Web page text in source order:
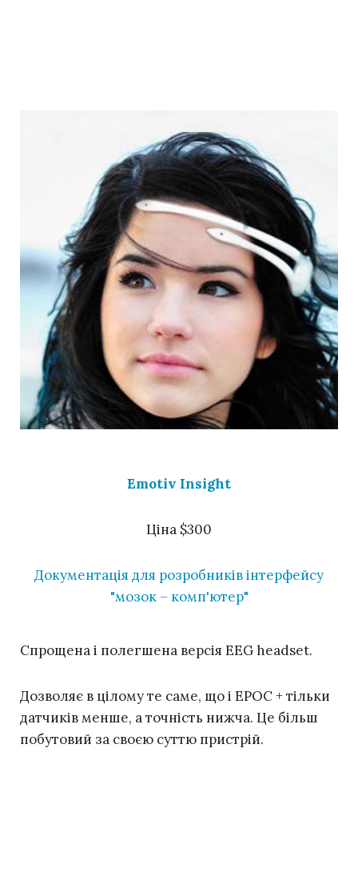
Emotiv Insight
Ціна $300
Документація для розробників інтерфейсу
"мозок – комп'ютер"
Спрощена і полегшена версія EEG headset.
Дозволяє в цілому те саме, що і EPOC + тільки
датчиків менше, а точність нижча. Це більш
побутовий за своєю суттю пристрій.